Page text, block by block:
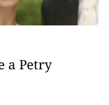
a Petry